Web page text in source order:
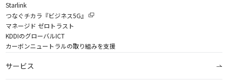
Starlink
つなぐチカラ『ビジネス5G』
マネージド ゼロトラスト
KDDIのグローバルICT
カーボンニュートラルの取り組みを支援
サービス